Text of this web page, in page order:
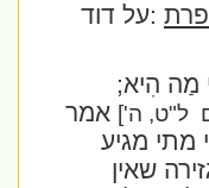
:על דוד
הִיא;
ל"ט, ה']אמר
מגיע
שאין